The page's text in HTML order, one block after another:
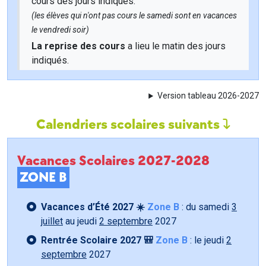
(les élèves qui n'ont pas cours le samedi sont en vacances
le vendredi soir)
La reprise des cours a lieu le matin des jours
indiqués.
Version tableau 2026-2027
Calendriers scolaires suivants
Vacances Scolaires 2027-2028
ZONE B
Vacances d’Été 2027 ☀️ Zone B : du samedi 3
juillet au jeudi 2 septembre 2027
Rentrée Scolaire 2027 🎒 Zone B : le jeudi 2
septembre 2027